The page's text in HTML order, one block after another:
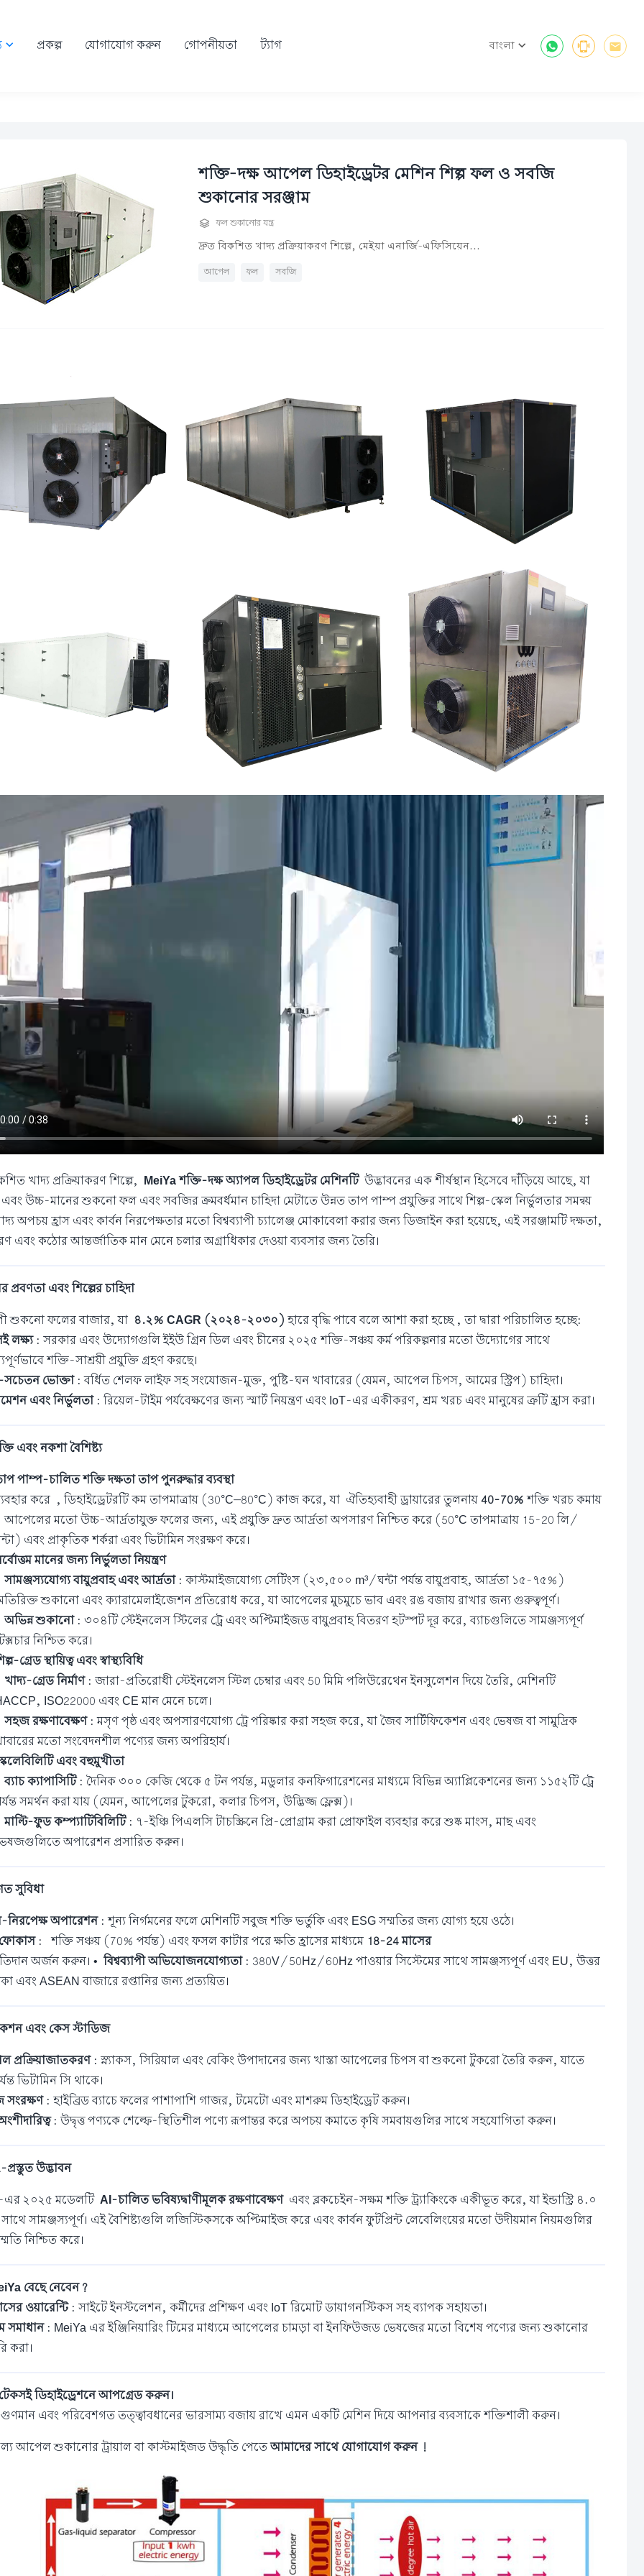
  
বাংলা
 প্রকল্প যোগাযোগ করুন গোপনীয়তা ট্যাগ
শক্তি-দক্ষ আপেল ডিহাইড্রেটর মেশিন শিল্প ফল ও সবজি
শুকানোর সরঞ্জাম
 ফল শুকানোর যন্ত্র
দ্রুত বিকশিত খাদ্য প্রক্রিয়াকরণ শিল্পে, মেইয়া এনার্জি-এফিসিয়েন...
আপেল ফল সবজি
খাদ্য প্রক্রিয়াকরণ শিল্পে, MeiYa শক্তি-দক্ষ অ্যাপল ডিহাইড্রেটর মেশিনটিউদ্ভাবনের এক শীর্ষস্থান হিসেবে দাঁড়িয়ে আছে, যা
উচ্চ-মানের শুকনো ফল এবং সবজির ক্রমবর্ধমান চাহিদা মেটাতে উন্নত তাপ পাম্প প্রযুক্তির সাথে শিল্প-স্কেল নির্ভুলতার সমন্বয়
অপচয় হ্রাস এবং কার্বন নিরপেক্ষতার মতো বিশ্বব্যাপী চ্যালেঞ্জ মোকাবেলা করার জন্য ডিজাইন করা হয়েছে, এই সরঞ্জামটি দক্ষতা,
এবং কঠোর আন্তর্জাতিক মান মেনে চলার অগ্রাধিকার দেওয়া ব্যবসার জন্য তৈরি।
প্রবণতা এবং শিল্পের চাহিদা
শুকনো ফলের বাজার, যা ৪.২% CAGR (২০২৪-২০৩০) হারে বৃদ্ধি পাবে বলে আশা করা হচ্ছে , তা দ্বারা পরিচালিত হচ্ছে:
লক্ষ্য: সরকার এবং উদ্যোগগুলি ইইউ গ্রিন ডিল এবং চীনের ২০২৫ শক্তি-সঞ্চয় কর্ম পরিকল্পনার মতো উদ্যোগের সাথে
শক্তি-সাশ্রয়ী প্রযুক্তি গ্রহণ করছে।
সচেতন ভোক্তা: বর্ধিত শেলফ লাইফ সহ সংযোজন-মুক্ত, পুষ্টি-ঘন খাবারের (যেমন, আপেল চিপস, আমের স্ট্রিপ) চাহিদা।
এবং নির্ভুলতা: রিয়েল-টাইম পর্যবেক্ষণের জন্য স্মার্ট নিয়ন্ত্রণ এবং IoT-এর একীকরণ, শ্রম খরচ এবং মানুষের ত্রুটি হ্রাস করা।
এবং নকশা বৈশিষ্ট্য
পাম্প-চালিত শক্তি দক্ষতাতাপ পুনরুদ্ধার ব্যবস্থা
করে , ডিহাইড্রেটরটি কম তাপমাত্রায় (30°C–80°C) কাজ করে, যা ঐতিহ্যবাহী ড্রায়ারের তুলনায়40-70%শক্তি খরচ কমায়
। আপেলের মতো উচ্চ-আর্দ্রতাযুক্ত ফলের জন্য, এই প্রযুক্তি দ্রুত আর্দ্রতা অপসারণ নিশ্চিত করে (50°C তাপমাত্রায় 15-20 লি/
এবং প্রাকৃতিক শর্করা এবং ভিটামিন সংরক্ষণ করে।
মানের জন্য নির্ভুলতা নিয়ন্ত্রণ
সামঞ্জস্যযোগ্য বায়ুপ্রবাহ এবং আর্দ্রতা: কাস্টমাইজযোগ্য সেটিংস (২৩,৫০০ m³/ঘন্টা পর্যন্ত বায়ুপ্রবাহ, আর্দ্রতা ১৫-৭৫%)
শুকানো এবং ক্যারামেলাইজেশন প্রতিরোধ করে, যা আপেলের মুচমুচে ভাব এবং রঙ বজায় রাখার জন্য গুরুত্বপূর্ণ।
অভিন্ন শুকানো: ৩০৪টি স্টেইনলেস স্টিলের ট্রে এবং অপ্টিমাইজড বায়ুপ্রবাহ বিতরণ হটস্পট দূর করে, ব্যাচগুলিতে সামঞ্জস্যপূর্ণ
নিশ্চিত করে।
গ্রেড স্থায়িত্ব এবং স্বাস্থ্যবিধি
খাদ্য-গ্রেড নির্মাণ: জারা-প্রতিরোধী স্টেইনলেস স্টিল চেম্বার এবং 50 মিমি পলিউরেথেন ইনসুলেশন দিয়ে তৈরি, মেশিনটি
ISO22000 এবং CE মান মেনে চলে।
সহজ রক্ষণাবেক্ষণ: মসৃণ পৃষ্ঠ এবং অপসারণযোগ্য ট্রে পরিষ্কার করা সহজ করে, যা জৈব সার্টিফিকেশন এবং ভেষজ বা সামুদ্রিক
মতো সংবেদনশীল পণ্যের জন্য অপরিহার্য।
এবং বহুমুখীতা
ব্যাচ ক্যাপাসিটি: দৈনিক ৩০০ কেজি থেকে ৫ টন পর্যন্ত, মডুলার কনফিগারেশনের মাধ্যমে বিভিন্ন অ্যাপ্লিকেশনের জন্য ১১৫২টি ট্রে
সমর্থন করা যায় (যেমন, আপেলের টুকরো, কলার চিপস, উদ্ভিজ্জ ফ্লেক্স)।
মাল্টি-ফুড কম্প্যাটিবিলিটি: ৭-ইঞ্চি পিএলসি টাচস্ক্রিনে প্রি-প্রোগ্রাম করা প্রোফাইল ব্যবহার করে শুষ্ক মাংস, মাছ এবং
অপারেশন প্রসারিত করুন।
সুবিধা
নিরপেক্ষ অপারেশন: শূন্য নির্গমনের ফলে মেশিনটি সবুজ শক্তি ভর্তুকি এবং ESG সম্মতির জন্য যোগ্য হয়ে ওঠে।
: শক্তি সঞ্চয় (70% পর্যন্ত) এবং ফসল কাটার পরে ক্ষতি হ্রাসের মাধ্যমে 18-24 মাসের
অর্জন করুন। •বিশ্বব্যাপী অভিযোজনযোগ্যতা: 380V/50Hz/60Hz পাওয়ার সিস্টেমের সাথে সামঞ্জস্যপূর্ণ এবং EU, উত্তর
এবং ASEAN বাজারে রপ্তানির জন্য প্রত্যয়িত।
এবং কেস স্টাডিজ
প্রক্রিয়াজাতকরণ: স্ন্যাকস, সিরিয়াল এবং বেকিং উপাদানের জন্য খাস্তা আপেলের চিপস বা শুকনো টুকরো তৈরি করুন, যাতে
ভিটামিন সি থাকে।
সংরক্ষণ: হাইব্রিড ব্যাচে ফলের পাশাপাশি গাজর, টমেটো এবং মাশরুম ডিহাইড্রেট করুন।
: উদ্বৃত্ত পণ্যকে শেল্ফে-স্থিতিশীল পণ্যে রূপান্তর করে অপচয় কমাতে কৃষি সমবায়গুলির সাথে সহযোগিতা করুন।
প্রস্তুত উদ্ভাবন
এর ২০২৫ মডেলটি AI-চালিত ভবিষ্যদ্বাণীমূলক রক্ষণাবেক্ষণএবং ব্লকচেইন-সক্ষম শক্তি ট্র্যাকিংকে একীভূত করে, যা ইন্ডাস্ট্রি ৪.০
সাথে সামঞ্জস্যপূর্ণ। এই বৈশিষ্ট্যগুলি লজিস্টিকসকে অপ্টিমাইজ করে এবং কার্বন ফুটপ্রিন্ট লেবেলিংয়ের মতো উদীয়মান নিয়মগুলির
নিশ্চিত করে।
বেছে নেবেন?
ওয়ারেন্টি: সাইটে ইনস্টলেশন, কর্মীদের প্রশিক্ষণ এবং IoT রিমোট ডায়াগনস্টিকস সহ ব্যাপক সহায়তা।
সমাধান: MeiYa এর ইঞ্জিনিয়ারিং টিমের মাধ্যমে আপেলের চামড়া বা ইনফিউজড ভেষজের মতো বিশেষ পণ্যের জন্য শুকানোর
করা।
ডিহাইড্রেশনে আপগ্রেড করুন।
এবং পরিবেশগত তত্ত্বাবধানের ভারসাম্য বজায় রাখে এমন একটি মেশিন দিয়ে আপনার ব্যবসাকে শক্তিশালী করুন।
আপেল শুকানোর ট্রায়াল বা কাস্টমাইজড উদ্ধৃতি পেতেআমাদের সাথে যোগাযোগ করুন !